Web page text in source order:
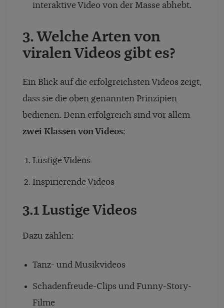
interaktive Video von der Masse abhebt.
3. Welche Arten von
viralen Videos gibt es?
Ein Blick auf die erfolgreichsten Videos zeigt,
dass sie die oben genannten Prinzipien
bedienen. Denn erfolgreich sind vor allem
zwei Klassen von Videos:
Lustige Videos
Inspirierende Videos
3.1 Lustige Videos
Dazu zählen:
Tanz- und Musikvideos
Schadenfreude-Clips und Funny-Story-
Filme